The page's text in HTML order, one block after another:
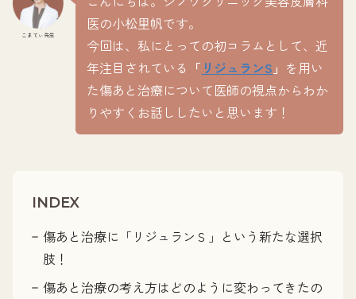
こまてぃ先生
医の小松里帆です。
今回は、私にとっての初コラムとして、近
年注目されている 「 リジュランS 」 を用い
た傷あと治療について医師の視点からわか
りやすくお話ししたいと思います！
INDEX
傷あと治療に「リジュランＳ」という新たな選択
肢！
傷あと治療の考え方はどのように変わってきたの